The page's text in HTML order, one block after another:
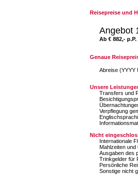
Reisepreise und
Angebot
Ab € 882,- p.P.
Genaue
Abreise (YYYY
Unsere
Transfers und
Verpflegung
Nicht
Internationale
Mahlzeiten
Ausgaben des
Trinkgelder für
Persönliche
Sonstige nicht